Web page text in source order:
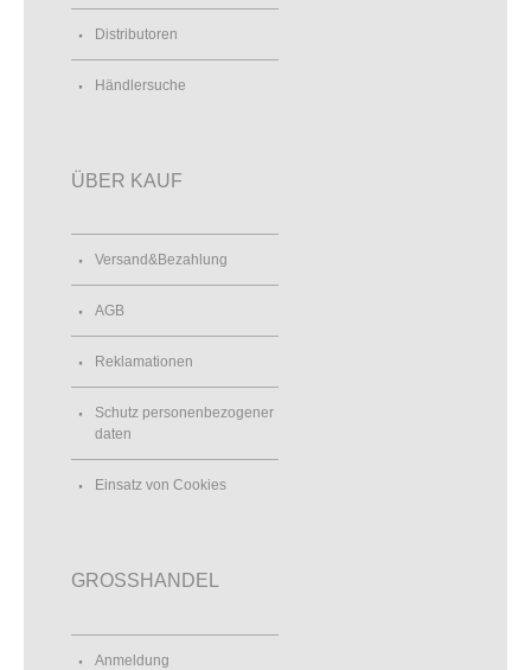
Distributoren
Händlersuche
ÜBER KAUF
Versand&Bezahlung
AGB
Reklamationen
Schutz personenbezogener
daten
Einsatz von Cookies
GROSSHANDEL
Anmeldung